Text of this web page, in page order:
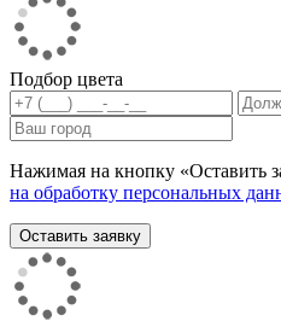
Подбор цвета
Нажимая на кнопку «Оставить
на обработку персональных